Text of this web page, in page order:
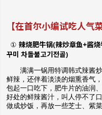
【在首尔小编试吃人气菜
① 辣烧肥牛锅(辣炒章鱼+酱
꾸미 차돌불고기전골)
满满一锅用特调韩式辣酱炒
鲜辣，还伴着淡淡的烟熏香气
包起一口吃下，肥牛片的油润
好处的鲜辣酱汁，叫人停不了
做成炒饭，再放一些芝士、紫